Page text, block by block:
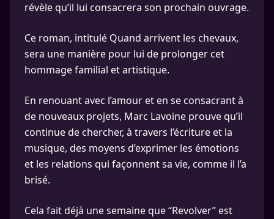
révèle qu’il lui consacrera son prochain ouvrage.
Ce roman, intitulé Quand arrivent les chevaux,
sera une manière pour lui de prolonger cet
hommage familial et artistique.
En renouant avec l’amour et en se consacrant à
de nouveaux projets, Marc Lavoine prouve qu’il
continue de chercher, à travers l’écriture et la
musique, des moyens d’exprimer les émotions
et les relations qui façonnent sa vie, comme il l’a
brisé.
Cela fait déjà une semaine que “Revolver” est